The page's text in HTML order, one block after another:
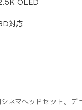
OLED
対応
ネマヘッドセット。